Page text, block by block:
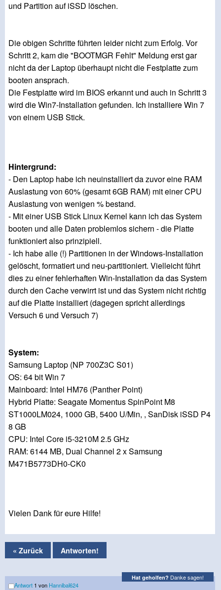
und Partition auf iSSD löschen.
Die obigen Schritte führten leider nicht zum Erfolg. Vor
Schritt 2, kam die "BOOTMGR Fehlt" Meldung erst gar
nicht da der Laptop überhaupt nicht die Festplatte zum
booten ansprach.
Die Festplatte wird im BIOS erkannt und auch in Schritt 3
wird die Win7-Installation gefunden. Ich installiere Win 7
von einem USB Stick.
Hintergrund:
- Den Laptop habe ich neuinstalliert da zuvor eine RAM
Auslastung von 60% (gesamt 6GB RAM) mit einer CPU
Auslastung von wenigen % bestand.
- Mit einer USB Stick Linux Kernel kann ich das System
booten und alle Daten problemlos sichern - die Platte
funktioniert also prinzipiell.
- Ich habe alle (!) Partitionen in der Windows-Installation
gelöscht, formatiert und neu-partitioniert. Vielleicht führt
dies zu einer fehlerhaften Win-Installation da das System
durch den Cache verwirrt ist und das System nicht richtig
auf die Platte installiert (dagegen spricht allerdings
Versuch 6 und Versuch 7)
System:
Samsung Laptop (NP 700Z3C S01)
OS: 64 bit Win 7
Mainboard: Intel HM76 (Panther Point)
Hybrid Platte: Seagate Momentus SpinPoint M8
ST1000LM024, 1000 GB, 5400 U/Min, , SanDisk iSSD P4
8 GB
CPU: Intel Core i5-3210M 2.5 GHz
RAM: 6144 MB, Dual Channel 2 x Samsung
M471B5773DH0-CK0
Vielen Dank für eure Hilfe!
« Zurück Antworten!
Hat geholfen? Danke sagen!
Antwort 1 von Hannibal624